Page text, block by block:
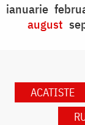
ianuarie
august
ACATISTE